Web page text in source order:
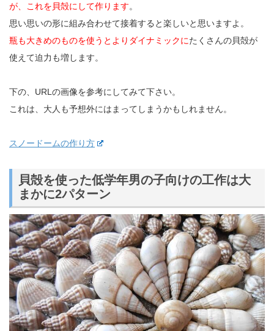
が、これを貝殻にして作ります。
思い思いの形に組み合わせて接着すると楽しいと思いますよ。
瓶も大きめのものを使うとよりダイナミックにたくさんの貝殻が
使えて迫力も増します。
下の、URLの画像を参考にしてみて下さい。
これは、大人も予想外にはまってしまうかもしれません。
スノードームの作り方
貝殻を使った低学年男の子向けの工作は大
まかに2パターン